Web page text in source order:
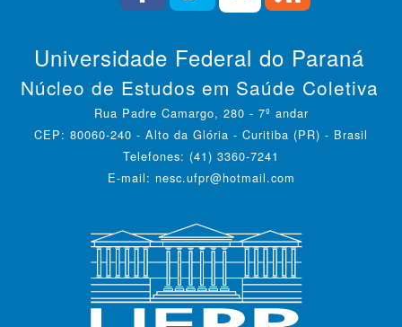
Universidade Federal do Paraná
Núcleo de Estudos em Saúde Coletiva
Rua Padre Camargo, 280 - 7º andar
CEP: 80060-240 - Alto da Glória - Curitiba (PR) - Brasil
Telefones: (41) 3360-7241
E-mail: nesc.ufpr@hotmail.com